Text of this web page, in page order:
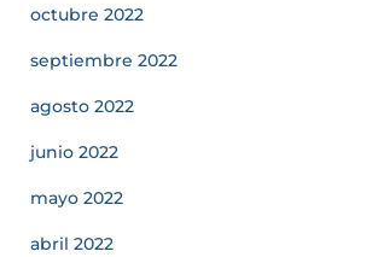
octubre 2022
septiembre 2022
agosto 2022
junio 2022
mayo 2022
abril 2022